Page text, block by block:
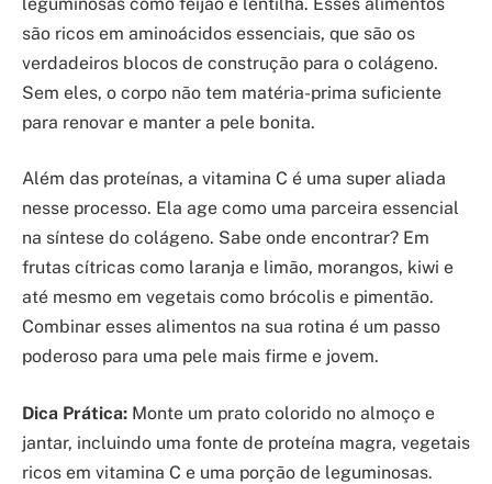
são ricos em aminoácidos essenciais, que são os
verdadeiros blocos de construção para o colágeno.
Sem eles, o corpo não tem matéria-prima suficiente
para renovar e manter a pele bonita.
Além das proteínas, a vitamina C é uma super aliada
nesse processo. Ela age como uma parceira essencial
na síntese do colágeno. Sabe onde encontrar? Em
frutas cítricas como laranja e limão, morangos, kiwi e
até mesmo em vegetais como brócolis e pimentão.
Combinar esses alimentos na sua rotina é um passo
poderoso para uma pele mais firme e jovem.
Dica Prática: Monte um prato colorido no almoço e
jantar, incluindo uma fonte de proteína magra, vegetais
ricos em vitamina C e uma porção de leguminosas.